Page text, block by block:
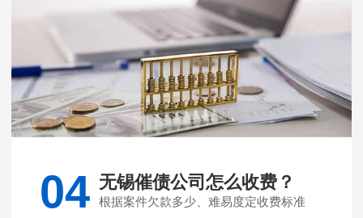
04 无锡催债公司怎么收费？
根据案件欠款多少、难易度定收费标准